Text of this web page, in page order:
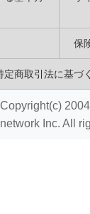
保
定商取引法に基づ
Copyright(c)
Inc. All